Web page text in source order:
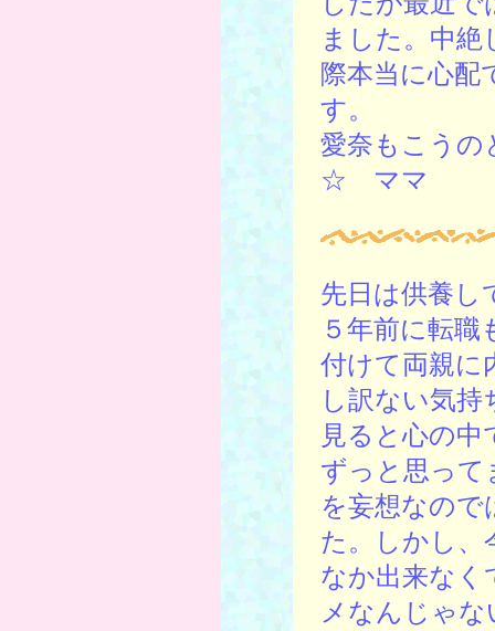
ました。中
際本当に心配
す。
愛奈もこうの
☆ ママ
先日は供養し
５年前に転
付けて両親に
し訳ない気
見ると心の
ずっと思って
を妄想なの
た。しかし、
なか出来なく
メなんじゃ